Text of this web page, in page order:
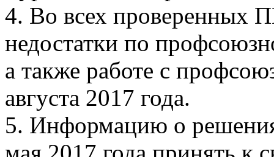
4. Во всех проверенных
недостатки по
а также работе с
августа 2017 года.
5. Информацию о